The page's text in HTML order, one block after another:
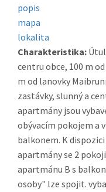
popis
mapa
lokalita
Charakteristika:
centru obce, 100 m
m od lanovky
zastávky, slunný a
apartmány jsou
obývacím pokojem a
balkonem. K
apartmány se 2
apartmánu B s
osoby" lze spojit.